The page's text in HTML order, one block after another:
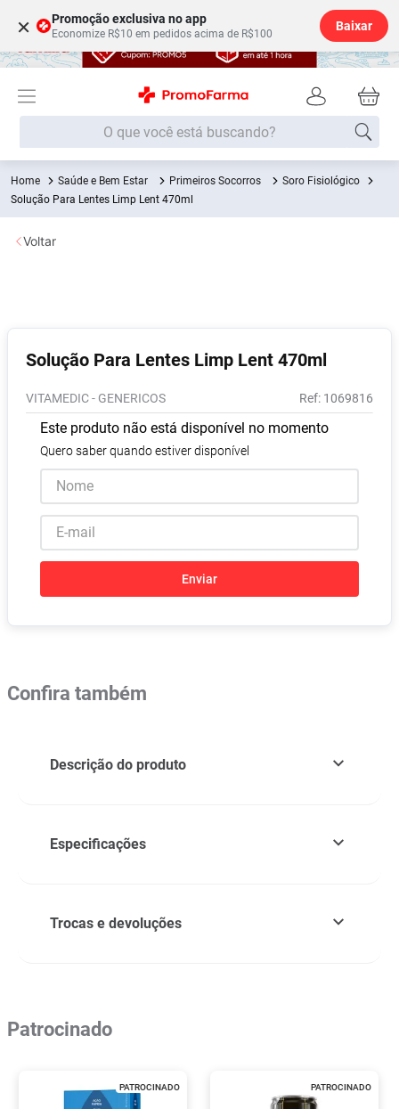
× Promoção exclusiva no app
Economize R$10 em pedidos acima de R$100
Baixar
O que você está buscando?
Saúde e Bem Estar Primeiros Socorros
Soro Fisiológico
Solução Para Lentes Limp Lent 470ml
Solução Para Lentes Limp Lent 470ml
VITAMEDIC - GENERICOS : 1069816
Este produto não está disponível no momento
Quero saber quando estiver disponível
Enviar
Voltar
Confira também
Descrição do produto
Especificações
Trocas e devoluções
Patrocinado
PATROCINADO PATROCINADO
Termos mais buscados
1º Fralda
2
6º Desodorante
7º Shampoo
8 Absorvente
9º Pampers Confort Sec
10 º